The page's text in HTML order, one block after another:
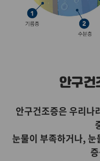
안구건
안구건조증은 우리나
눈물이 부족하거나,